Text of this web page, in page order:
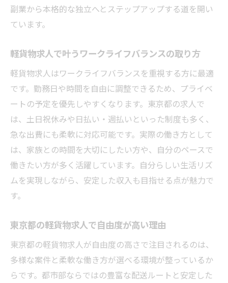
副業から本格的な独立へとステップアップする道を開い
ています。
軽貨物求人で叶うワークライフバランスの取り方
軽貨物求人はワークライフバランスを重視する方に最適
です。勤務日や時間を自由に調整できるため、プライベ
ートの予定を優先しやすくなります。東京都の求人で
は、土日祝休みや日払い・週払いといった制度も多く、
急な出費にも柔軟に対応可能です。実際の働き方として
は、家族との時間を大切にしたい方や、自分のペースで
働きたい方が多く活躍しています。自分らしい生活リズ
ムを実現しながら、安定した収入も目指せる点が魅力で
す。
東京都の軽貨物求人で自由度が高い理由
東京都の軽貨物求人が自由度の高さで注目されるのは、
多様な案件と柔軟な働き方が選べる環境が整っているか
らです。都市部ならではの豊富な配送ルートと安定した